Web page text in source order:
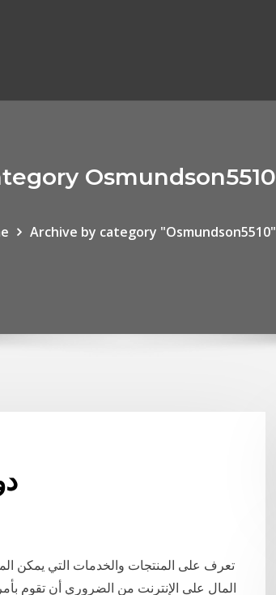
Osmundson5510
Archive by category "Osmundson5510"
المال على الإنترنت من الضروري أن تقوم